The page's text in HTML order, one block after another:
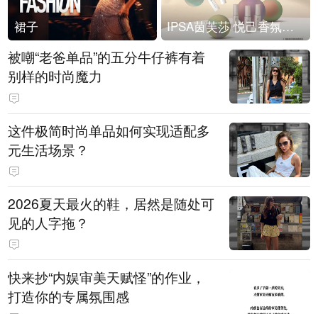
裙子 IPSA茵芙莎 悦己香氛凝露上市
被嘲“老爸单品”的五分牛仔裤有着
别样的时尚魔力
这件极简时尚单品如何实现适配多
元生活场景？
2026夏天最火的鞋，居然是随处可
见的人字拖？
快来抄“内娱审美天赋怪”的作业，
打造你的专属氛围感